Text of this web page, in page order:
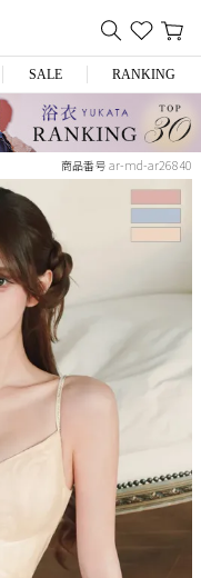
SALE RANKING
商品番号 ar-md-ar26840